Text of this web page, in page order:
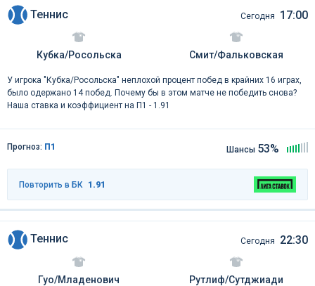
Теннис Сегодня 17:00
Кубка/Росольска Смит/Фальковская
У игрока "Кубка/Росольска" неплохой процент побед в крайних 16 играх,
было одержано 14 побед. Почему бы в этом матче не победить снова?
Наша ставка и коэффициент на П1 - 1.91
Прогноз: П1 Шансы 53%
Повторить в БК 1.91
Теннис Сегодня 22:30
Гуо/Младенович Рутлиф/Сутджиади